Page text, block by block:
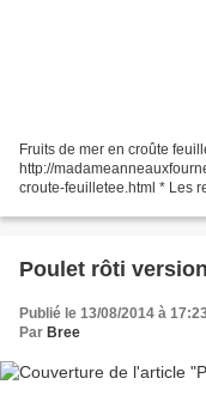
Fruits de mer en croûte
http://
croute-feuilletee.html * Les
Poulet rôti
Publié le 13/08/2014 à
Par Bree